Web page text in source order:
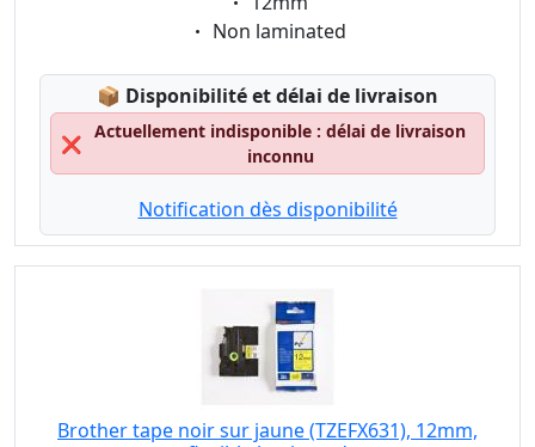
Eigenschaft:
Non laminated
📦 Lagerstatus:
Disponibilité et délai de livraison
❌
Actuellement indisponible : délai de livraison
inconnu
Notification dès disponibilité
Brother tape noir sur jaune (TZEFX631), 12mm,